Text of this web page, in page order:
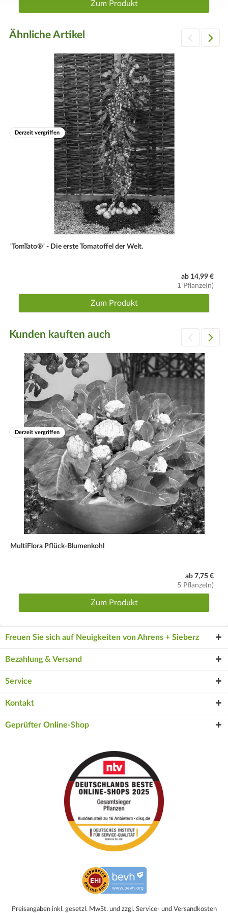
Azet® Tomaten-Dünger:
Blüte
Blüht und fruchtet bis in den Herbst hinein.
Zum Produkt
Ähnliche Artikel
Derzeit vergriffen
'TomTato®' - Die erste Tomatoffel der Welt.
ab 14,99 €
1 Pflanze(n)
Zum Produkt
Kunden kauften auch
Derzeit vergriffen
MultiFlora Pflück-Blumenkohl
ab 7,75 €
5 Pflanze(n)
Zum Produkt
Freuen Sie sich auf Neuigkeiten von Ahrens + Sieberz
Bezahlung & Versand
Service
Kontakt
Geprüfter Online-Shop
Preisangaben inkl. gesetzl. MwSt. und zzgl. Service- und Versandkosten